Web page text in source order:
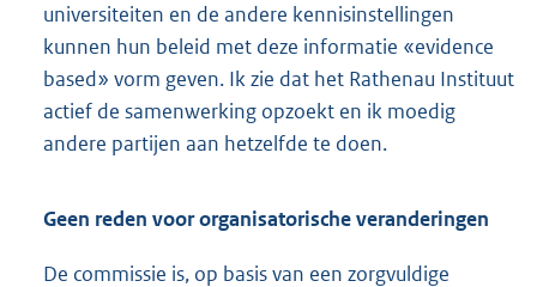
universiteiten en de andere kennisinstellingen
kunnen hun beleid met deze informatie «evidence
based» vorm geven. Ik zie dat het Rathenau Instituut
actief de samenwerking opzoekt en ik moedig
andere partijen aan hetzelfde te doen.
Geen reden voor organisatorische veranderingen
De commissie is, op basis van een zorgvuldige